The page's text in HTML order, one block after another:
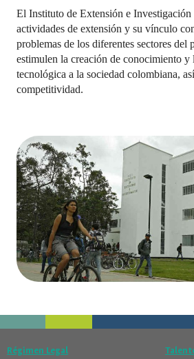
El Instituto de Extensión e Investigación
actividades de extensión y su vínculo
problemas de los diferentes sectores del
estimulen la creación de conocimiento y
tecnológica a la sociedad colombiana,
competitividad.
Régimen Legal